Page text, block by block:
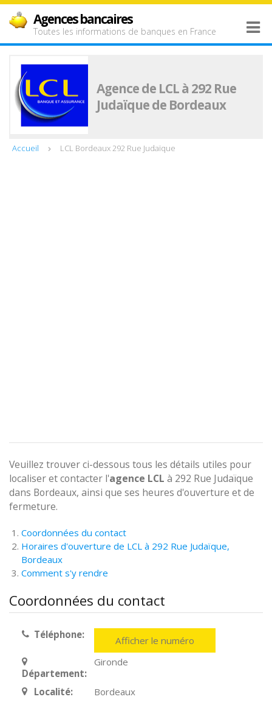
Agences bancaires
Toutes les informations de banques en France
Agence de LCL à 292 Rue
Judaïque de Bordeaux
Accueil LCL Bordeaux 292 Rue Judaïque
Veuillez trouver ci-dessous tous les détails utiles pour
localiser et contacter l'agence LCL à 292 Rue Judaïque
dans Bordeaux, ainsi que ses heures d'ouverture et de
fermeture.
Coordonnées du contact
Horaires d'ouverture de LCL à 292 Rue Judaïque,
Bordeaux
Comment s'y rendre
Coordonnées du contact
Téléphone: Afficher le numéro
Département:
Gironde
Localité:
Bordeaux